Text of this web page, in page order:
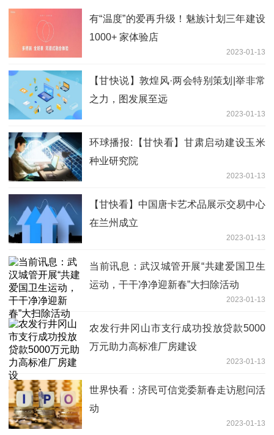
有“温度”的爱再升级！魅族计划三年建设
1000+ 家体验店
2023-01-13
【甘快说】敦煌风·两会特别策划|举非常
之力，图发展至远
2023-01-13
环球播报:【甘快看】甘肃启动建设玉米
种业研究院
2023-01-13
【甘快看】中国唐卡艺术品展示交易中心
在兰州成立
2023-01-13
当前讯息：武汉城管开展“共建爱国卫生
运动，干干净净迎新春”大扫除活动
2023-01-13
农发行井冈山市支行成功投放贷款5000
万元助力高标准厂房建设
2023-01-13
世界快看：济民可信党委新春走访慰问活
动
2023-01-13